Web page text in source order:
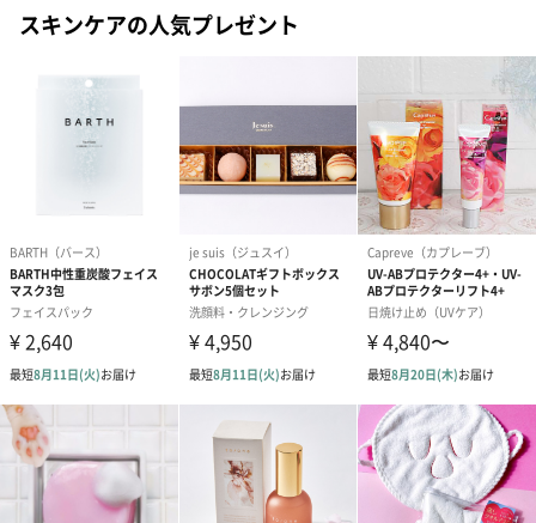
れるため航空機に搭載することができません。
商品オプション情報
紙袋
お渡し用の紙袋です。
商品に合わせたサイズをお届けします。
スキンケアの人気プレゼント